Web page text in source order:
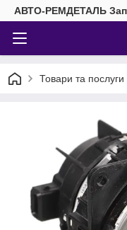
АВТО-РЕМДЕТАЛЬ
Товари та послуги